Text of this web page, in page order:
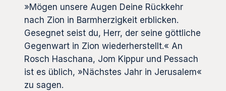
»Mögen unsere Augen Deine Rückkehr
nach Zion in Barmherzigkeit erblicken.
Gesegnet seist du, Herr, der seine göttliche
Gegenwart in Zion wiederherstellt.« An
Rosch Haschana, Jom Kippur und Pessach
ist es üblich, »Nächstes Jahr in Jerusalem«
zu sagen.